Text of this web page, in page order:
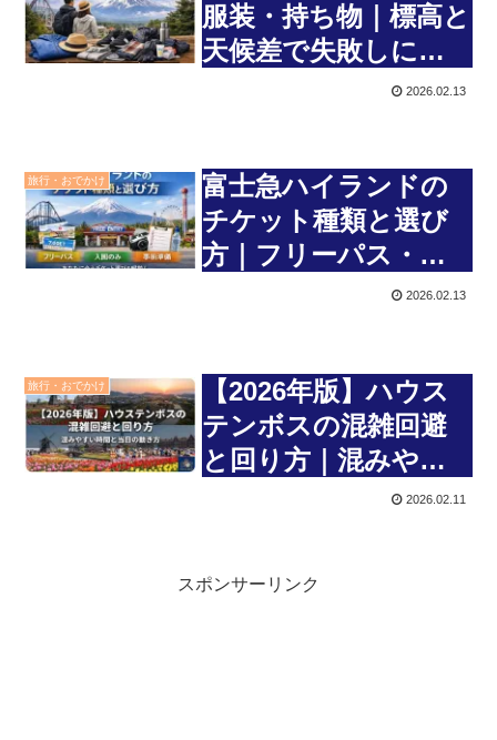
服装・持ち物｜標高と
天候差で失敗しにく
2026.02.13
旅行・おでかけ
富士急ハイランドの
チケット種類と選び
方｜フリーパス・入
園のみ・事前準備の注
2026.02.13
旅行・おでかけ
【2026年版】ハウス
テンボスの混雑回避
と回り方｜混みやす
い時間と当日の動き
2026.02.11
スポンサーリンク